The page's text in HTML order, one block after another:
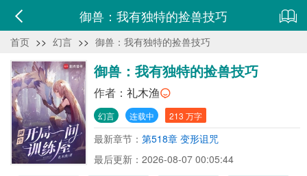
御兽：我有独特的捡兽技巧
首页 >> 幻言 >> 御兽：我有独特的捡兽技巧
御兽：我有独特的捡兽技巧
作者： 礼木渔
幻言 连载中 213 万字
最新章节： 第518章 变形诅咒
最后更新：2026-08-07 00:05:44